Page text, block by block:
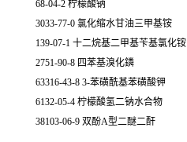
68-04-2 柠檬酸钠
3033-77-0 氯化缩水甘油三甲基铵
139-07-1 十二烷基二甲基苄基氯化铵
2751-90-8 四苯基溴化鏻
63316-43-8 3-苯磺酰基苯磺酸钾
6132-05-4 柠檬酸氢二钠水合物
38103-06-9 双酚A型二醚二酐